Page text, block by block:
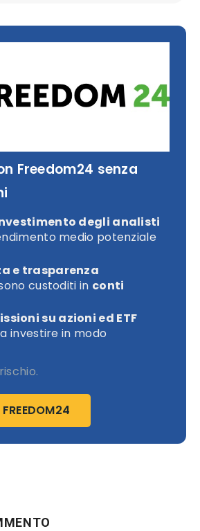
Freedom24 senza
degli analisti
medio potenziale
e trasparenza
custoditi in conti
su azioni ed ETF
investire in modo